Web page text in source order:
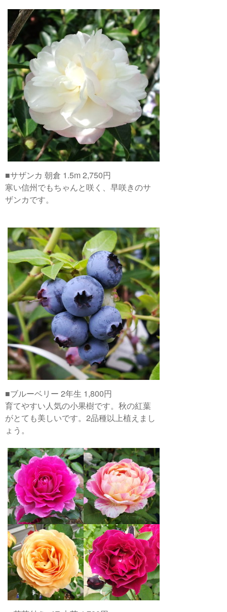
■サザンカ 朝倉 1.5m 2,750円
寒い信州でもちゃんと咲く、早咲きのサ
ザンカです。
■ブルーベリー 2年生 1,800円
育てやすい人気の小果樹です。秋の紅葉
がとても美しいです。2品種以上植えまし
ょう。